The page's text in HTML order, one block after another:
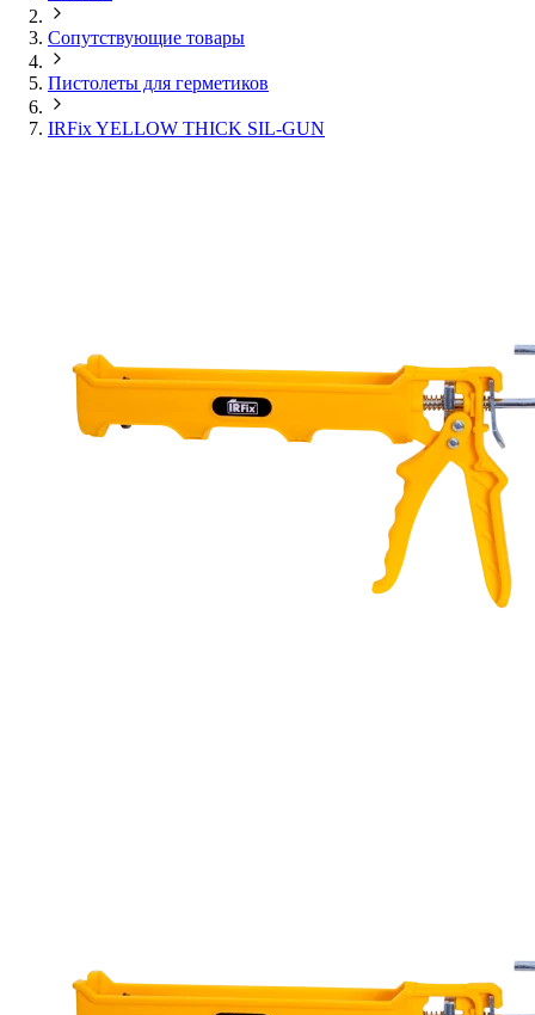
Сопутствующие товары
Пистолеты для герметиков
IRFix YELLOW THICK SIL-GUN